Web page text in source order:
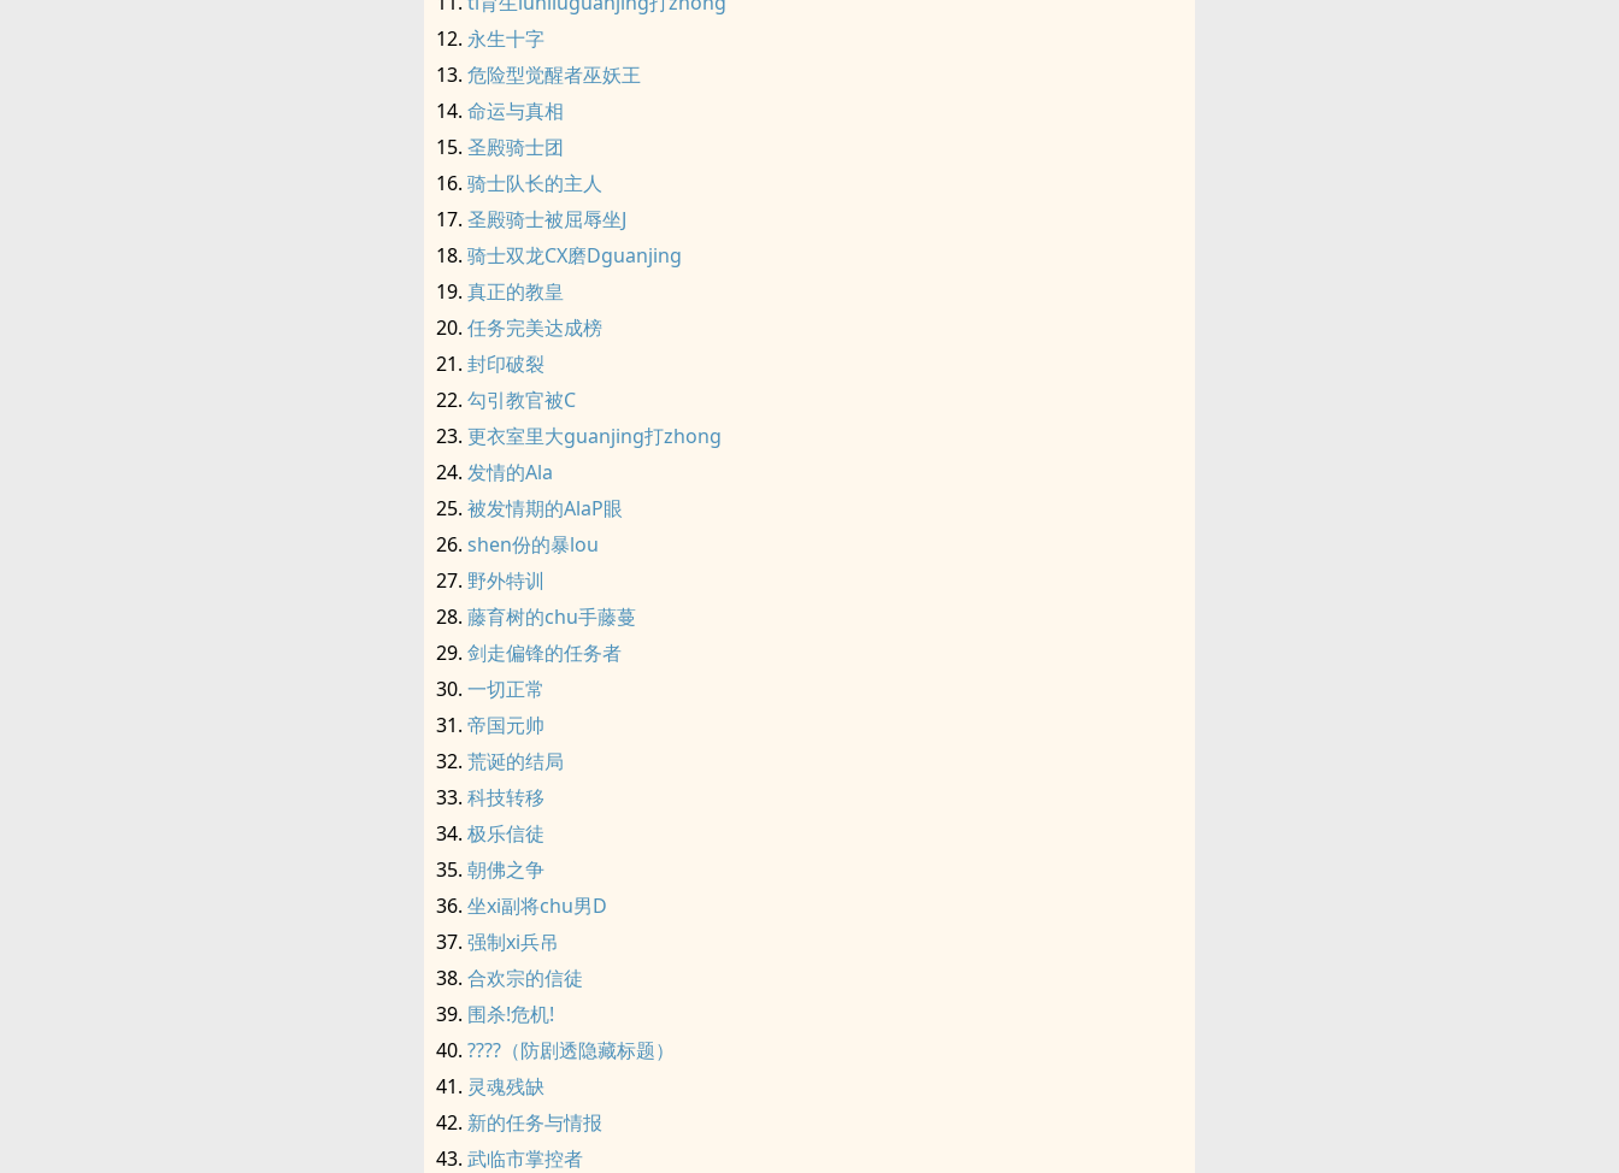
永生十字
危险型觉醒者巫妖王
命运与真相
圣殿骑士团
骑士队长的主人
圣殿骑士被屈辱坐J
骑士双龙CX磨Dguanjing
真正的教皇
任务完美达成榜
封印破裂
勾引教官被C
更衣室里大guanjing打zhong
发情的Ala
被发情期的AlaP眼
shen份的暴lou
野外特训
藤育树的chu手藤蔓
剑走偏锋的任务者
一切正常
帝国元帅
荒诞的结局
科技转移
极乐信徒
朝佛之争
坐xi副将chu男D
强制xi兵吊
合欢宗的信徒
围杀!危机!
????（防剧透隐藏标题）
灵魂残缺
新的任务与情报
武临市掌控者